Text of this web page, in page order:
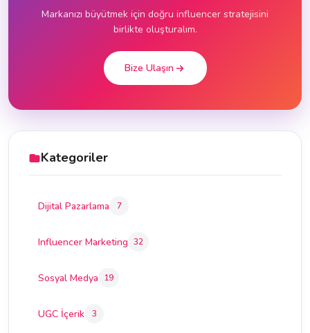
Markanızı büyütmek için doğru influencer stratejisini
birlikte oluşturalım.
Bize Ulaşın
Kategoriler
Dijital Pazarlama 7
Influencer Marketing 32
Sosyal Medya 19
UGC İçerik 3